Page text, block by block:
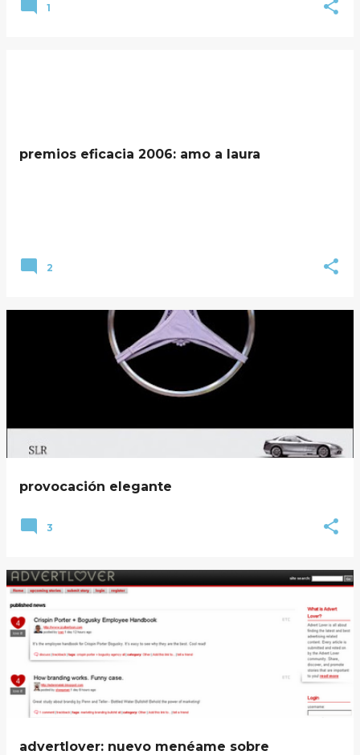
1
premios eficacia 2006: amo a laura
2
provocación elegante
3
advertlover: nuevo menéame sobre